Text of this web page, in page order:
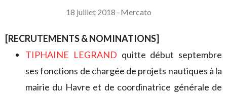
18 juillet 2018–Mercato
[RECRUTEMENTS & NOMINATIONS]
TIPHAINE LEGRAND quitte début septembre
ses fonctions de chargée de projets nautiques à la
mairie du Havre et de coordinatrice générale de